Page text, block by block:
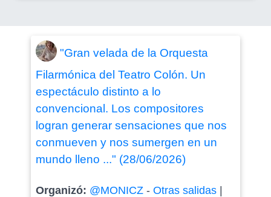
"Gran velada de la Orquesta
Filarmónica del Teatro Colón. Un
espectáculo distinto a lo
convencional. Los compositores
logran generar sensaciones que nos
conmueven y nos sumergen en un
mundo lleno ..." (28/06/2026)
Organizó: @MONICZ- Otras salidas|